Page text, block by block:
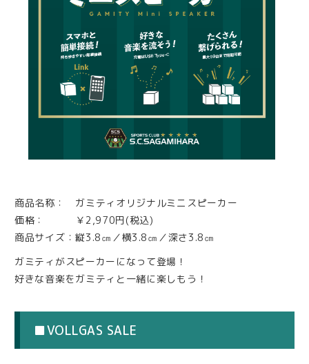
商品名称： ガミティオリジナルミニスピーカー
価格： ￥2,970円(税込)
商品サイズ：縦3.8㎝／横3.8㎝／深さ3.8㎝
ガミティがスピーカーになって登場！
好きな音楽をガミティと一緒に楽しもう！
■VOLLGAS SALE